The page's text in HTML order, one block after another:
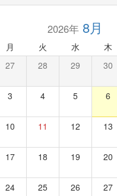
2026年8月
月 火 水 木
27 28 29 30
3 4 5 6
10 11 12 13
17 18 19 20
24 25 26 27